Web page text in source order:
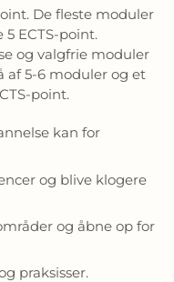
De fleste moduler
5 ECTS-point.
og valgfrie moduler
af 5-6 moduler og et
point.
kan for
og blive klogere
og åbne op for
praksisser.